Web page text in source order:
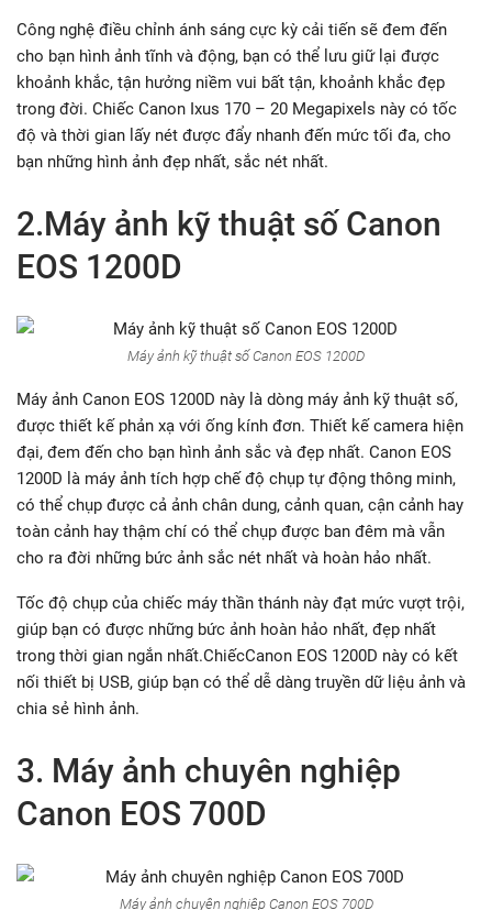
Công nghệ điều chỉnh ánh sáng cực kỳ cải tiến sẽ đem đến
cho bạn hình ảnh tĩnh và động, bạn có thể lưu giữ lại được
khoảnh khắc, tận hưởng niềm vui bất tận, khoảnh khắc đẹp
trong đời. Chiếc Canon Ixus 170 – 20 Megapixels này có tốc
độ và thời gian lấy nét được đẩy nhanh đến mức tối đa, cho
bạn những hình ảnh đẹp nhất, sắc nét nhất.
2.Máy ảnh kỹ thuật số Canon
EOS 1200D
Máy ảnh kỹ thuật số Canon EOS 1200D
Máy ảnh Canon EOS 1200D này là dòng máy ảnh kỹ thuật số,
được thiết kế phản xạ với ống kính đơn. Thiết kế camera hiện
đại, đem đến cho bạn hình ảnh sắc và đẹp nhất. Canon EOS
1200D là máy ảnh tích hợp chế độ chụp tự động thông minh,
có thể chụp được cả ảnh chân dung, cảnh quan, cận cảnh hay
toàn cảnh hay thậm chí có thể chụp được ban đêm mà vẫn
cho ra đời những bức ảnh sắc nét nhất và hoàn hảo nhất.
Tốc độ chụp của chiếc máy thần thánh này đạt mức vượt trội,
giúp bạn có được những bức ảnh hoàn hảo nhất, đẹp nhất
trong thời gian ngắn nhất.ChiếcCanon EOS 1200D này có kết
nối thiết bị USB, giúp bạn có thể dễ dàng truyền dữ liệu ảnh và
chia sẻ hình ảnh.
3. Máy ảnh chuyên nghiệp
Canon EOS 700D
Máy ảnh chuyên nghiệp Canon EOS 700D